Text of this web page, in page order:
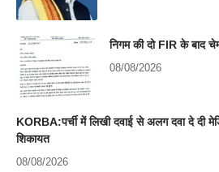
निगम की दो FIR के बाद
08/08/2026
KORBA:पर्ची में लिखी दवाई से अलग दवा दे दी
शिकायत
08/08/2026